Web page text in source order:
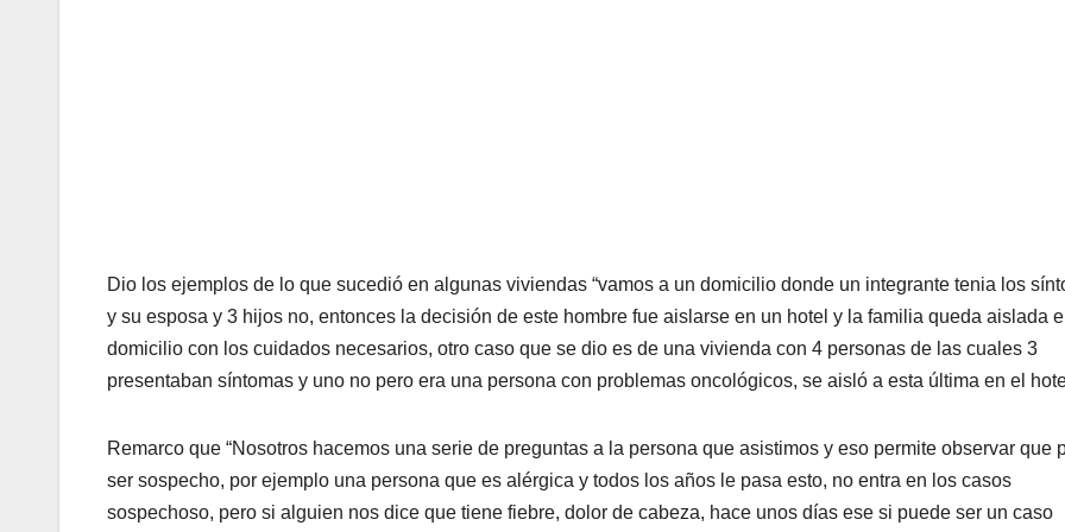
Dio los ejemplos de lo que sucedió en algunas viviendas “vamos a un domicilio donde un integrante tenia los
y su esposa y 3 hijos no, entonces la decisión de este hombre fue aislarse en un hotel y la familia queda aislada
domicilio con los cuidados necesarios, otro caso que se dio es de una vivienda con 4 personas de las cuales 3
presentaban síntomas y uno no pero era una persona con problemas oncológicos, se aisló a esta última en el
Remarco que “Nosotros hacemos una serie de preguntas a la persona que asistimos y eso permite observar que
ser sospecho, por ejemplo una persona que es alérgica y todos los años le pasa esto, no entra en los casos
sospechoso, pero si alguien nos dice que tiene fiebre, dolor de cabeza, hace unos días ese si puede ser un caso